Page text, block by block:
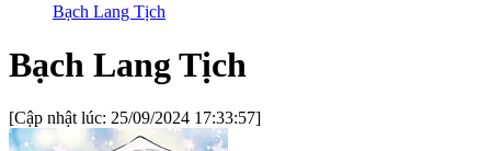
Bạch Lang Tịch
Bạch Lang Tịch
[Cập nhật lúc: 25/09/2024 17:33:57]